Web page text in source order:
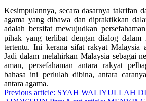
Kesimpulannya, secara dasarnya takrifan
agama yang dibawa dan dipraktikkan
adalah bersifat mewujudkan
pihak yang terlibat dengan dialog dalam
tertentu. Ini kerana sifat rakyat Malaysia
Jadi dalam melahirkan Malaysia sebagai
aman, persefahaman antara rakyat
bahasa ini perlulah dibina, antara
antara agama.
Previous article: SYAH WALIYULLAH